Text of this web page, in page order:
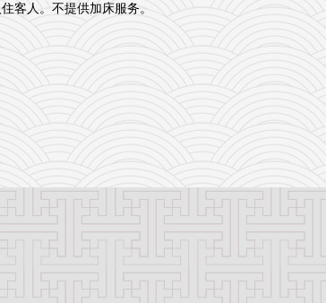
客人。不提供加床服务。